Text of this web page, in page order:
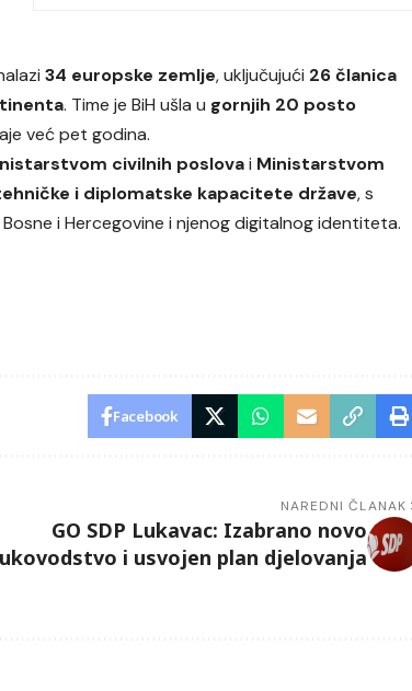
34 europske zemlje, uključujući 26 članica
. Time je BiH ušla u gornjih 20 posto
već pet godina.
civilnih poslovai Ministarstvom
i diplomatske kapacitete države, s
i Hercegovine i njenog digitalnog identiteta.
Facebook
NAREDNI ČLANAK
GO SDP Lukavac: Izabrano novo
i usvojen plan djelovanja